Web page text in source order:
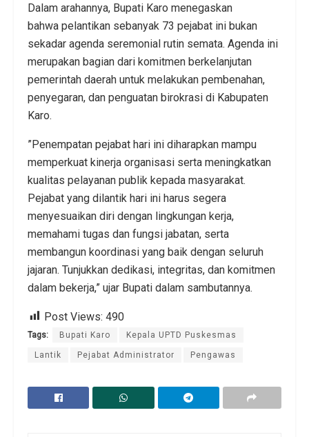
​Dalam arahannya, Bupati Karo menegaskan
bahwa pelantikan sebanyak 73 pejabat ini bukan
sekadar agenda seremonial rutin semata. Agenda ini
merupakan bagian dari komitmen berkelanjutan
pemerintah daerah untuk melakukan pembenahan,
penyegaran, dan penguatan birokrasi di Kabupaten
Karo.
​”Penempatan pejabat hari ini diharapkan mampu
memperkuat kinerja organisasi serta meningkatkan
kualitas pelayanan publik kepada masyarakat.
Pejabat yang dilantik hari ini harus segera
menyesuaikan diri dengan lingkungan kerja,
memahami tugas dan fungsi jabatan, serta
membangun koordinasi yang baik dengan seluruh
jajaran. Tunjukkan dedikasi, integritas, dan komitmen
dalam bekerja,” ujar Bupati dalam sambutannya.
Post Views: 490
Tags: Bupati Karo Kepala UPTD Puskesmas
Lantik Pejabat Administrator Pengawas